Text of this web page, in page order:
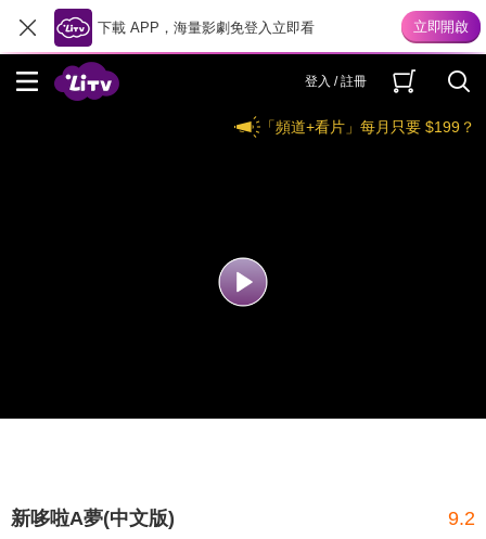
下載 APP，海量影劇免登入立即看
登入 / 註冊
「頻道+看片」每月只要 $199？
新哆啦A夢(中文版) 9.2